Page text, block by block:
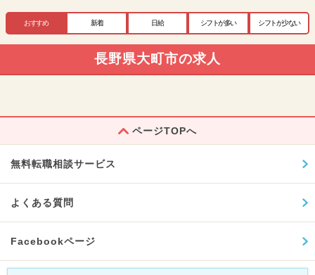
おすすめ 新着 日給 シフトが多い シフトが少ない
長野県大町市の求人
ページTOPへ
無料転職相談サービス
よくある質問
Facebookページ